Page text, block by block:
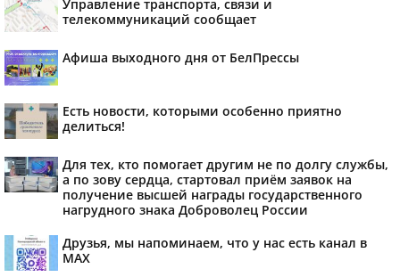
Управление транспорта, связи и
телекоммуникаций сообщает
Афиша выходного дня от БелПрессы
Есть новости, которыми особенно приятно
делиться!
Для тех, кто помогает другим не по долгу службы,
а по зову сердца, стартовал приём заявок на
получение высшей награды государственного
нагрудного знака Доброволец России
Друзья, мы напоминаем, что у нас есть канал в
МАХ